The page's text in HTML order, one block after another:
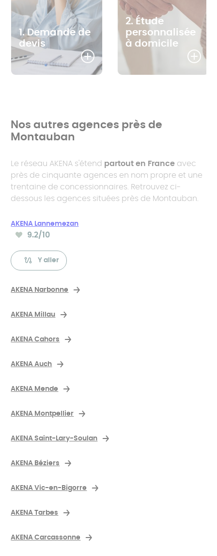
1. Demande de
devis
2. Étude
personnalisée
à domicile
Nos autres agences près de
Montauban
Le réseau AKENA s'étend partout en France avec
près de cinquante agences en nom propre et une
trentaine de concessionnaires. Retrouvez ci-
dessous les agences situées près de Montauban.
AKENA Lannemezan
Note moyenne :
9.2/10
Y aller
AKENA Narbonne
AKENA Millau
AKENA Cahors
AKENA Auch
AKENA Mende
AKENA Montpellier
AKENA Saint-Lary-Soulan
AKENA Béziers
AKENA Vic-en-Bigorre
AKENA Tarbes
AKENA Carcassonne